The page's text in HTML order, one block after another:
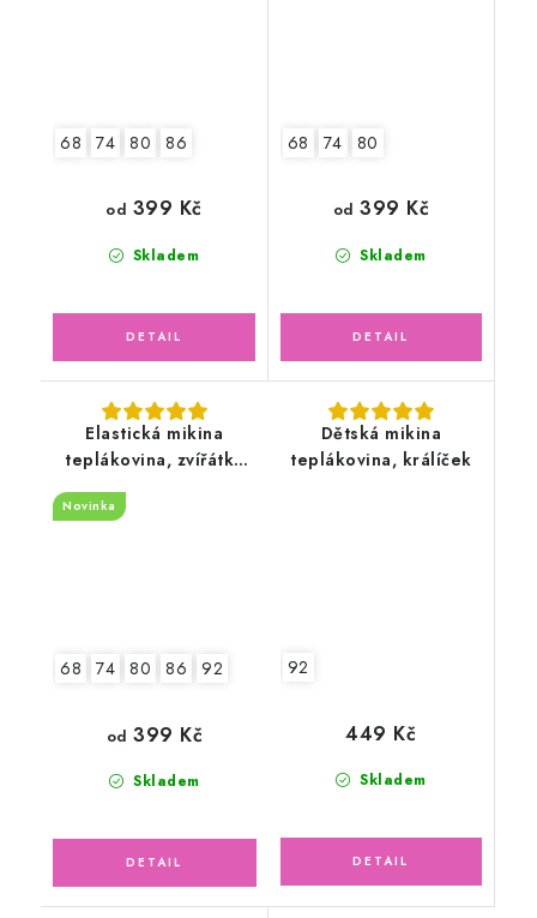
68 74 80 86
Skladem
od 399 Kč
68 74 80
Skladem
od 399 Kč
Elastická mikina
teplákovina, zvířátka
Novinka
68 74 80 86 92
Skladem
od 399 Kč
Dětská mikina
teplákovina, králíček
92
Skladem
449 Kč